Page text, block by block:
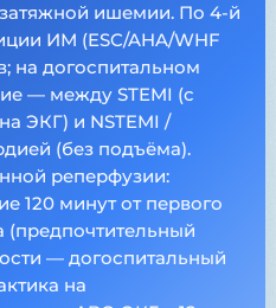
ишемии. По 4-й
ИМ (ESC/AHA/WHF
на догоспитальном
— между STEMI (с
ЭКГ) и NSTEMI /
(без подъёма).
реперфузии:
120 минут от первого
(предпочтительный
— догоспитальный
на